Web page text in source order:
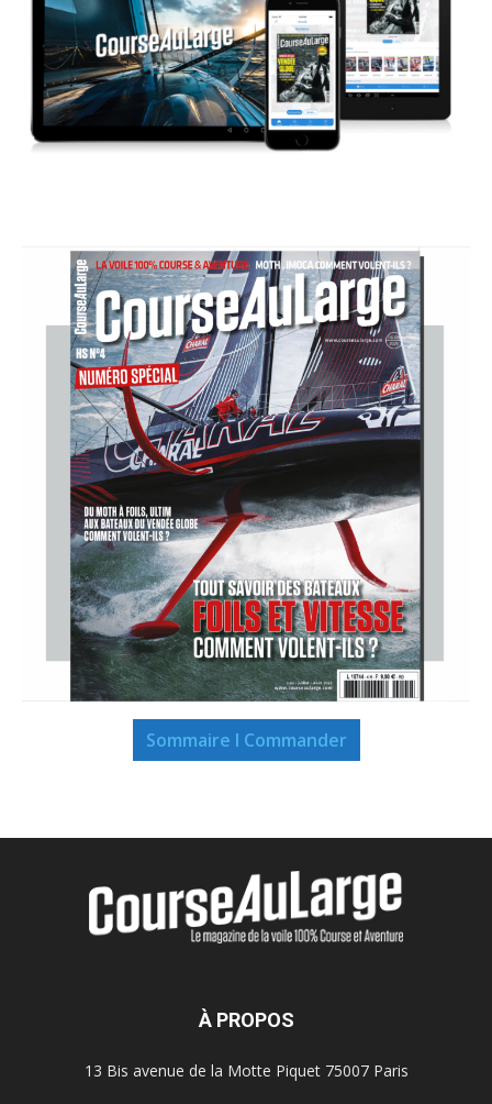
Sommaire I Commander
À PROPOS
13 Bis avenue de la Motte Piquet 75007 Paris